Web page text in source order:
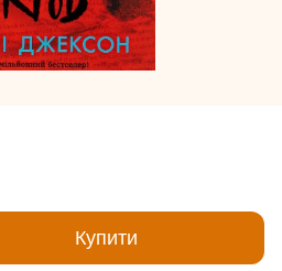
Купити